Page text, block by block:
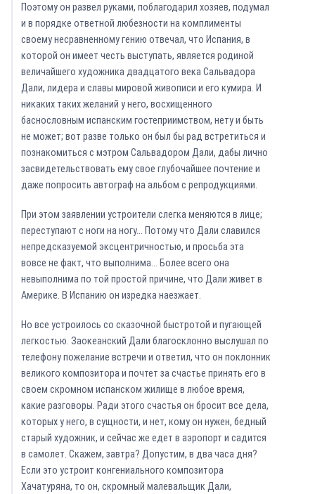
Поэтому он развел руками, поблагодарил хозяев, подумал
и в порядке ответной любезности на комплименты
своему несравненному гению отвечал, что Испания, в
которой он имеет честь выступать, является родиной
величайшего художника двадцатого века Сальвадора
Дали, лидера и славы мировой живописи и его кумира. И
никаких таких желаний у него, восхищенного
баснословным испанским гостеприимством, нету и быть
не может; вот разве только он был бы рад встретиться и
познакомиться с мэтром Сальвадором Дали, дабы лично
засвидетельствовать ему свое глубочайшее почтение и
даже попросить автограф на альбом с репродукциями.
При этом заявлении устроители слегка меняются в лице;
переступают с ноги на ногу… Потому что Дали славился
непредсказуемой эксцентричностью, и просьба эта
вовсе не факт, что выполнима… Более всего она
невыполнима по той простой причине, что Дали живет в
Америке. В Испанию он изредка наезжает.
Но все устроилось со сказочной быстротой и пугающей
легкостью. Заокеанский Дали благосклонно выслушал по
телефону пожелание встречи и ответил, что он поклонник
великого композитора и почтет за счастье принять его в
своем скромном испанском жилище в любое время,
какие разговоры. Ради этого счастья он бросит все дела,
которых у него, в сущности, и нет, кому он нужен, бедный
старый художник, и сейчас же едет в аэропорт и садится
в самолет. Скажем, завтра? Допустим, в два часа дня?
Если это устроит конгениального композитора
Хачатуряна, то он, скромный малевальщик Дали,